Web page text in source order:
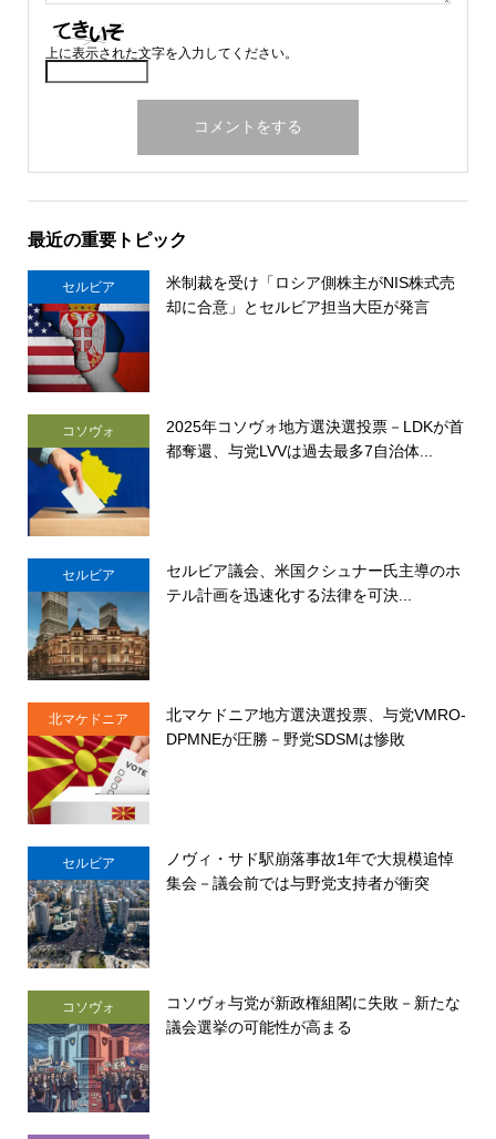
上に表示された文字を入力してください。
最近の重要トピック
セルビア
米制裁を受け「ロシア側株主がNIS株式売
却に合意」とセルビア担当大臣が発言
コソヴォ
2025年コソヴォ地方選決選投票－LDKが首
都奪還、与党LVVは過去最多7自治体...
セルビア
セルビア議会、米国クシュナー氏主導のホ
テル計画を迅速化する法律を可決...
北マケドニア
北マケドニア地方選決選投票、与党VMRO-
DPMNEが圧勝－野党SDSMは惨敗
セルビア
ノヴィ・サド駅崩落事故1年で大規模追悼
集会－議会前では与野党支持者が衝突
コソヴォ
コソヴォ与党が新政権組閣に失敗－新たな
議会選挙の可能性が高まる